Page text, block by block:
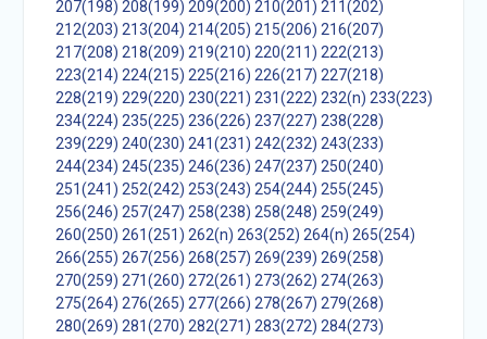
207(198) 208(199) 209(200) 210(201) 211(202)
212(203) 213(204) 214(205) 215(206) 216(207)
217(208) 218(209) 219(210) 220(211) 222(213)
223(214) 224(215) 225(216) 226(217) 227(218)
228(219) 229(220) 230(221) 231(222) 232(n) 233(223)
234(224) 235(225) 236(226) 237(227) 238(228)
239(229) 240(230) 241(231) 242(232) 243(233)
244(234) 245(235) 246(236) 247(237) 250(240)
251(241) 252(242) 253(243) 254(244) 255(245)
256(246) 257(247) 258(238) 258(248) 259(249)
260(250) 261(251) 262(n) 263(252) 264(n) 265(254)
266(255) 267(256) 268(257) 269(239) 269(258)
270(259) 271(260) 272(261) 273(262) 274(263)
275(264) 276(265) 277(266) 278(267) 279(268)
280(269) 281(270) 282(271) 283(272) 284(273)